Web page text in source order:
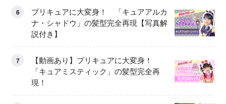
6
プリキュアに大変身！ 「キュアアルカ
ナ・シャドウ」の髪型完全再現【写真解
説付き】
7
【動画あり】プリキュアに大変身！
「キュアミスティック」の髪型完全再
現！